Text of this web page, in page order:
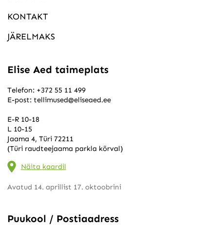
KONTAKT
JÄRELMAKS
Elise Aed taimeplats
Telefon: +372 55 11 499
E-post: tellimused@eliseaed.ee
E-R 10-18
L 10-15
Jaama 4, Türi 72211
(Türi raudteejaama parkla kõrval)
Näita kaardil
Avatud 14. aprillist 17. oktoobrini
Puukool / Postiaadress